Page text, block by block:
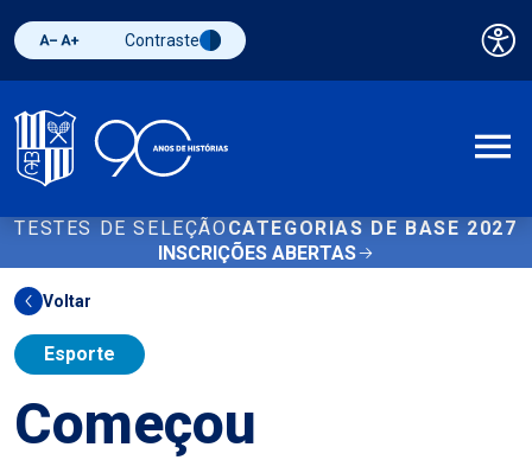
Diminuir fonte
Aumentar fonteAlternar contraste
Contraste
TESTES DE SELEÇÃO CATEGORIAS DE BASE 2027
INSCRIÇÕES ABERTAS
Voltar
Esporte
Começou